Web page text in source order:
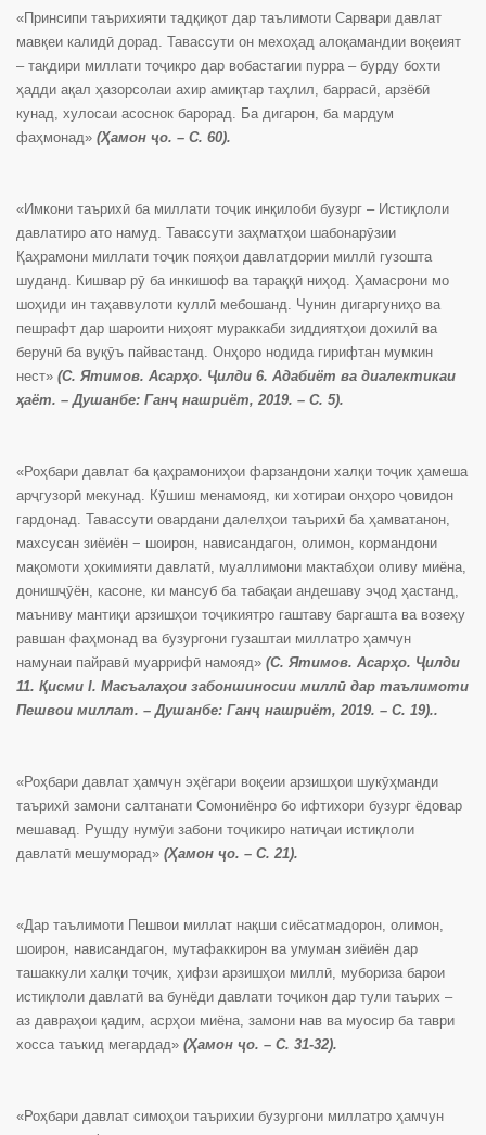
«Принсипи таърихияти тадқиқот дар таълимоти Сарвари давлат
мавқеи калидӣ дорад. Тавассути он мехоҳад алоқамандии воқеият
– тақдири миллати тоҷикро дар вобастагии пурра – бурду бохти
ҳадди ақал ҳазорсолаи ахир амиқтар таҳлил, баррасӣ, арзёбӣ
кунад, хулосаи асоснок барорад. Ба дигарон, ба мардум
фаҳмонад» (Ҳамон ҷо. – С. 60).
«Имкони таърихӣ ба миллати тоҷик инқилоби бузург – Истиқлоли
давлатиро ато намуд. Тавассути заҳматҳои шабонарӯзии
Қаҳрамони миллати тоҷик пояҳои давлатдории миллӣ гузошта
шуданд. Кишвар рӯ ба инкишоф ва тараққӣ ниҳод. Ҳамасрони мо
шоҳиди ин таҳаввулоти куллӣ мебошанд. Чунин дигаргуниҳо ва
пешрафт дар шароити ниҳоят мураккаби зиддиятҳои дохилӣ ва
берунӣ ба вуқӯъ пайвастанд. Онҳоро нодида гирифтан мумкин
нест» (С. Ятимов. Асарҳо. Ҷилди 6. Адабиёт ва диалектикаи
ҳаёт. – Душанбе: Ганҷ нашриёт, 2019. – С. 5).
«Роҳбари давлат ба қаҳрамониҳои фарзандони халқи тоҷик ҳамеша
арҷгузорӣ мекунад. Кӯшиш менамояд, ки хотираи онҳоро ҷовидон
гардонад. Тавассути овардани далелҳои таърихӣ ба ҳамватанон,
махсусан зиёиён − шоирон, нависандагон, олимон, кормандони
мақомоти ҳокимияти давлатӣ, муаллимони мактабҳои оливу миёна,
донишҷӯён, касоне, ки мансуб ба табақаи андешаву эҷод ҳастанд,
маъниву мантиқи арзишҳои тоҷикиятро гаштаву баргашта ва возеҳу
равшан фаҳмонад ва бузургони гузаштаи миллатро ҳамчун
намунаи пайравӣ муаррифӣ намояд» (С. Ятимов. Асарҳо. Ҷилди
11. Қисми I. Масъалаҳои забоншиносии миллӣ дар таълимоти
Пешвои миллат. – Душанбе: Ганҷ нашриёт, 2019. – С. 19)..
«Роҳбари давлат ҳамчун эҳёгари воқеии арзишҳои шукӯҳманди
таърихӣ замони салтанати Сомониёнро бо ифтихори бузург ёдовар
мешавад. Рушду нумӯи забони тоҷикиро натиҷаи истиқлоли
давлатӣ мешуморад» (Ҳамон ҷо. – С. 21).
«Дар таълимоти Пешвои миллат нақши сиёсатмадорон, олимон,
шоирон, нависандагон, мутафаккирон ва умуман зиёиён дар
ташаккули халқи тоҷик, ҳифзи арзишҳои миллӣ, мубориза барои
истиқлоли давлатӣ ва бунёди давлати тоҷикон дар тули таърих –
аз давраҳои қадим, асрҳои миёна, замони нав ва муосир ба таври
хосса таъкид мегардад» (Ҳамон ҷо. – С. 31-32).
«Роҳбари давлат симоҳои таърихии бузургони миллатро ҳамчун